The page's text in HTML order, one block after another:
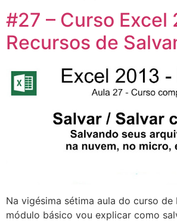
#27 – Curso Excel
Recursos de
Na vigésima sétima aula do curso de
módulo básico vou explicar como